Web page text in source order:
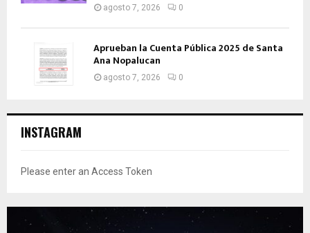
agosto 7, 2026 0
Aprueban la Cuenta Pública 2025 de Santa
Ana Nopalucan
agosto 7, 2026 0
INSTAGRAM
Please enter an Access Token